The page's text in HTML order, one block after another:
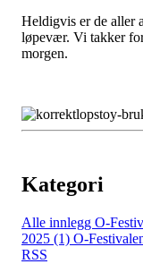
Heldigvis er de aller
løpevær. Vi takker
morgen.
Kategori
Alle innlegg O-
2025 (1) O-
RSS